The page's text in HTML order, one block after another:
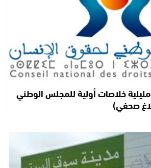
خلاصات أولية للمجلس الوطني
صحفي)